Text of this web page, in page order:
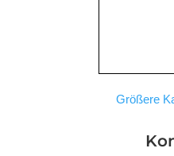
Größere